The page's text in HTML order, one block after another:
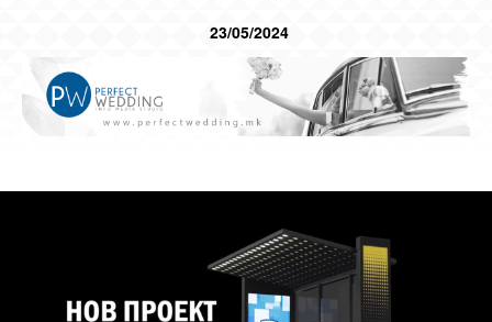
23/05/2024